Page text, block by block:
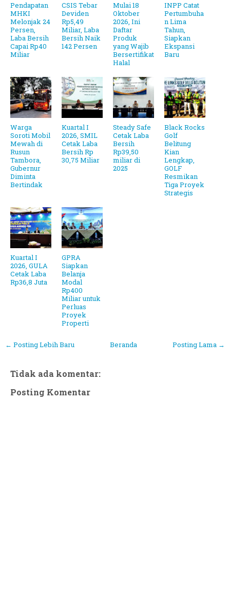
Pendapatan
MHKI
Melonjak 24
Persen,
Laba Bersih
Capai Rp40
Miliar
CSIS Tebar
Deviden
Rp5,49
Miliar, Laba
Bersih Naik
142 Persen
Mulai 18
Oktober
2026, Ini
Daftar
Produk
yang Wajib
Bersertifikat
Halal
INPP Catat
Pertumbuha
n Lima
Tahun,
Siapkan
Ekspansi
Baru
Warga
Soroti Mobil
Mewah di
Rusun
Tambora,
Gubernur
Diminta
Bertindak
Kuartal I
2026, SMIL
Cetak Laba
Bersih Rp
30,75 Miliar
Steady Safe
Cetak Laba
Bersih
Rp39,50
miliar di
2025
Black Rocks
Golf
Belitung
Kian
Lengkap,
GOLF
Resmikan
Tiga Proyek
Strategis
Kuartal I
2026, GULA
Cetak Laba
Rp36,8 Juta
GPRA
Siapkan
Belanja
Modal
Rp400
Miliar untuk
Perluas
Proyek
Properti
← Posting Lebih Baru Posting Lama →
Beranda
Tidak ada komentar:
Posting Komentar